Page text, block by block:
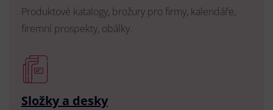
Produktové katalogy, brožury pro firmy, kalendáře,
firemní prospekty, obálky.
Složky a desky